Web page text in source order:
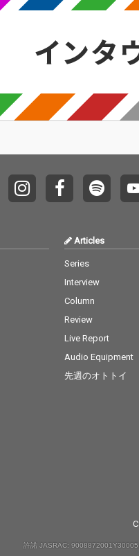
Articles
Series
Interview
Column
Review
Live Report
Audio Equipment
先週のオトトイ
許諾 JASRAC: